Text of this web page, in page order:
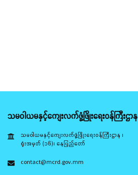
သမဝါယမနှင့်ကျေးလက်ဖွံ့ဖြိုးရေးဝန်ကြီးဌာန
သမဝါယမနှင့်ကျေးလက်ဖွံ့ဖြိုးရေးဝန်ကြီးဌာန ၊
ရုံးအမှတ် (၁၆)၊ နေပြည်တော်
contact@mcrd.gov.mm